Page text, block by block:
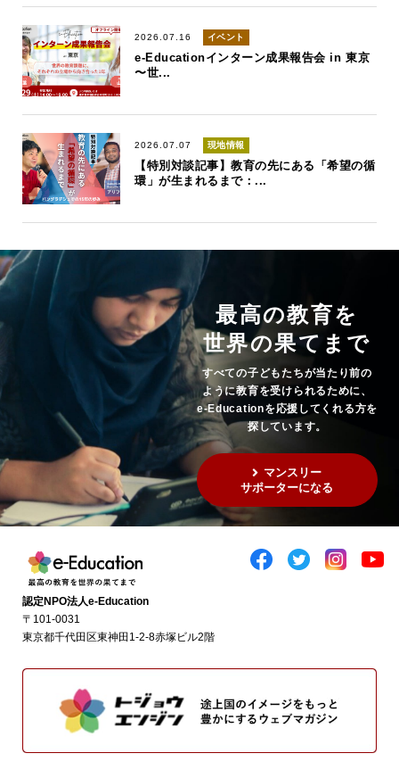
2026.07.16 イベント
e-Educationインターン成果報告会 in 東京
〜世...
2026.07.07 現地情報
【特別対談記事】教育の先にある「希望の循
環」が生まれるまで：...
最高の教育を
世界の果てまで
すべての子どもたちが当たり前の
ように教育を受けられるために、
e-Educationを応援してくれる方を
探しています。
マンスリー
サポーターになる
認定NPO法人e-Education
〒101-0031
東京都千代田区東神田1-2-8赤塚ビル2階